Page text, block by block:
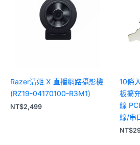
Razer清姬 X 直播網路攝影機
(RZ19-04170100-R3M1)
NT$2,499
10條
板擴
線
線/串
NT$